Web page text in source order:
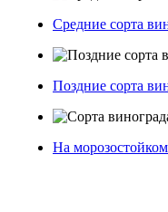
Средние сорта
Поздние сорта
На